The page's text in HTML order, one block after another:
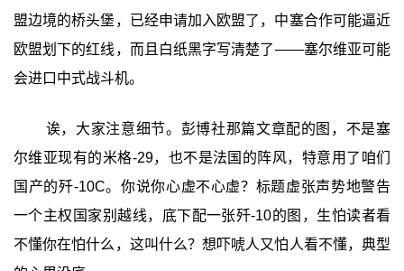
盟边境的桥头堡，已经申请加入欧盟了，中塞合作可能逼近
欧盟划下的红线，而且白纸黑字写清楚了——塞尔维亚可能
会进口中式战斗机。
诶，大家注意细节。彭博社那篇文章配的图，不是塞
尔维亚现有的米格-29，也不是法国的阵风，特意用了咱们
国产的歼-10C。你说你心虚不心虚？标题虚张声势地警告
一个主权国家别越线，底下配一张歼-10的图，生怕读者看
不懂你在怕什么，这叫什么？想吓唬人又怕人看不懂，典型